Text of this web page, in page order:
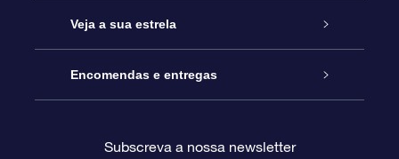
Contactos
O Blog
Prenda Star Online
Pacote Prenda OSR
Veja a sua estrela
Registo de Estrela
Encomendas e entregas
Subscreva a nossa newsletter